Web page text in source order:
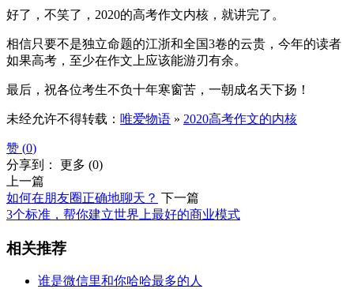
好了，不笑了，2020的高考作文内核，就讲完了。
相信只要不是独立命题的江浙和全国3卷的云贵，今年的读者
如果高考，至少在作文上应该能游刃有余。
最后，祝各位考生不负十年寒窗苦，一朝成名天下扬！
未经允许不得转载： 唯爱物语 » 2020高考作文的内核
赞 (0)
分享到： 更多 (0)
上一篇
如何在朋友圈正确地聊天？ 下一篇
3个标准，帮你建立世界上最好的商业模式
相关推荐
谁是微信里和你哈哈最多的人